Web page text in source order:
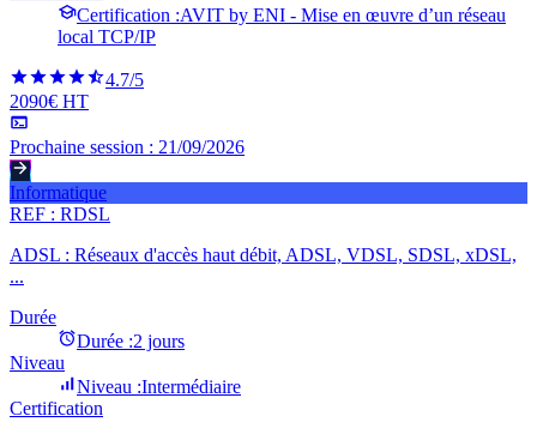
Certification :AVIT by ENI - Mise en œuvre d’un réseau
local TCP/IP
4.7/5
2090€ HT
Prochaine session : 21/09/2026
Informatique
REF : RDSL
ADSL : Réseaux d'accès haut débit, ADSL, VDSL, SDSL, xDSL,
...
Durée
Durée :2 jours
Niveau
Niveau :Intermédiaire
Certification